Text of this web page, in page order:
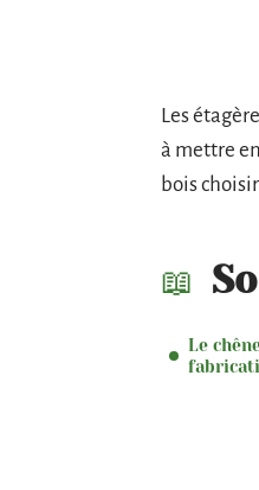
Les
à mettre
bois
Le